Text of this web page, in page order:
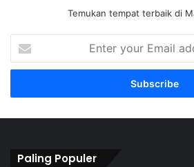
Temukan tempat terbaik di
t
r
Paling Populer